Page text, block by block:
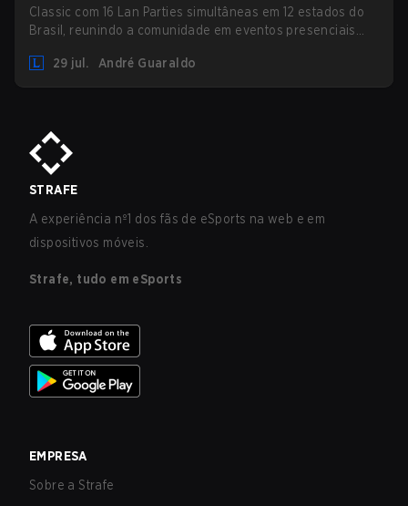
Classic com 16 Lan Parties simultâneas em 12 estados do
Brasil, reunindo a comunidade em eventos presenciais
29 jul.
André Guaraldo
STRAFE
A experiência nº1 dos fãs de eSports na web e em
dispositivos móveis.
Strafe, tudo em eSports
EMPRESA
Sobre a Strafe